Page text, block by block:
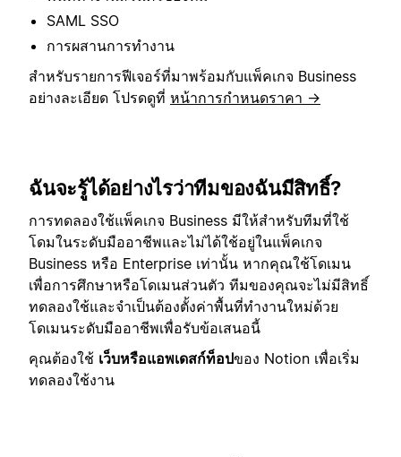
SAML SSO
การผสานการทำงาน
สำหรับรายการฟีเจอร์ที่มาพร้อมกับแพ็คเกจ Business
อย่างละเอียด โปรดดูที่ หน้าการกำหนดราคา →
ฉันจะรู้ได้อย่างไรว่าทีมของฉันมีสิทธิ์?
การทดลองใช้แพ็คเกจ Business มีให้สำหรับทีมที่ใช้
โดมในระดับมืออาชีพและไม่ได้ใช้อยู่ในแพ็คเกจ
Business หรือ Enterprise เท่านั้น หากคุณใช้โดเมน
เพื่อการศึกษาหรือโดเมนส่วนตัว ทีมของคุณจะไม่มีสิทธิ์
ทดลองใช้และจำเป็นต้องตั้งค่าพื้นที่ทำงานใหม่ด้วย
โดเมนระดับมืออาชีพเพื่อรับข้อเสนอนี้
คุณต้องใช้ เว็บหรือแอพเดสก์ท็อปของ Notion เพื่อเริ่ม
ทดลองใช้งาน